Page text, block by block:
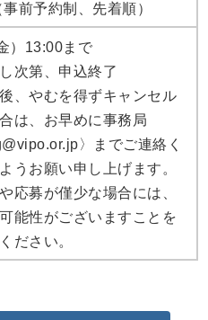
前予約制、先着順）
）13:00まで
次第、申込終了
、やむを得ずキャンセル
は、お早めに事務局
〉までご連絡く
うお願い申し上げます。
応募が僅少な場合には、
能性がございますことを
ださい。